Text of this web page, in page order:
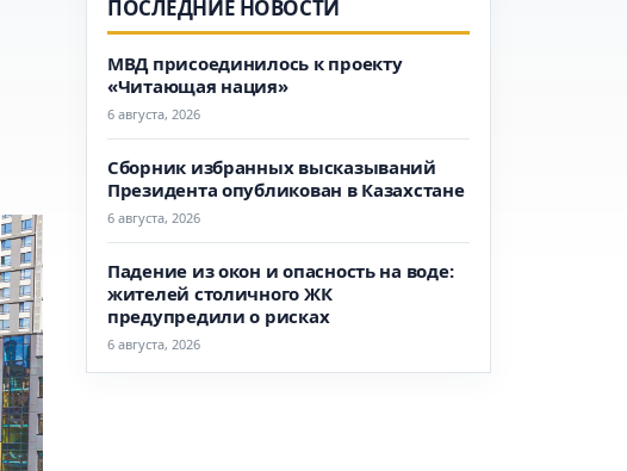
ПОСЛЕДНИЕ НОВОСТИ
МВД присоединилось к проекту
«Читающая нация»
6 августа, 2026
Сборник избранных высказываний
Президента опубликован в Казахстане
6 августа, 2026
Падение из окон и опасность на воде:
жителей столичного ЖК
предупредили о рисках
6 августа, 2026